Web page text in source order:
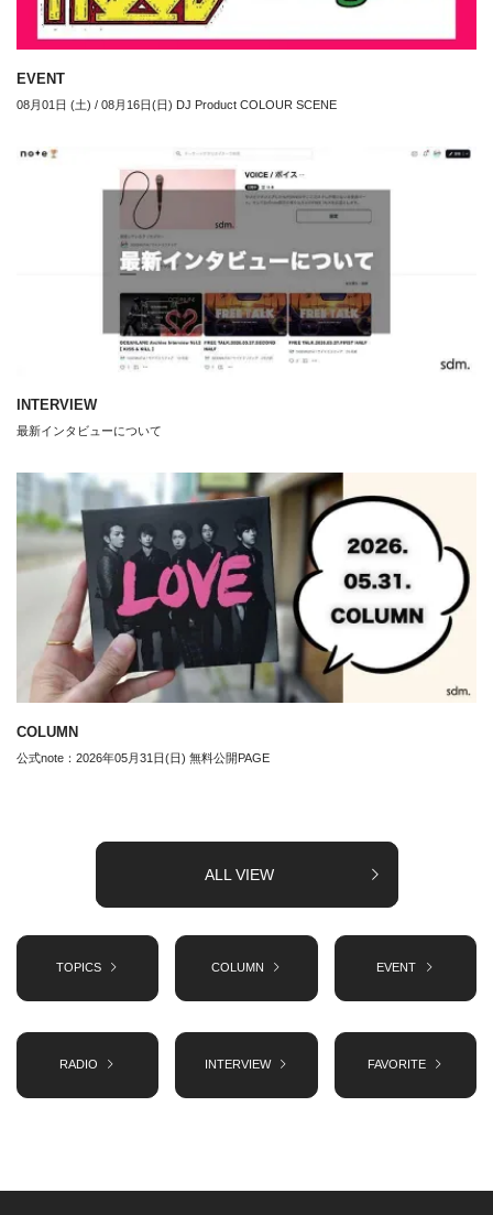
EVENT
08月01日 (土) / 08月16日(日) DJ Product COLOUR SCENE
INTERVIEW
最新インタビューについて
COLUMN
公式note：2026年05月31日(日) 無料公開PAGE
ALL VIEW
TOPICS COLUMN EVENT
RADIO INTERVIEW FAVORITE